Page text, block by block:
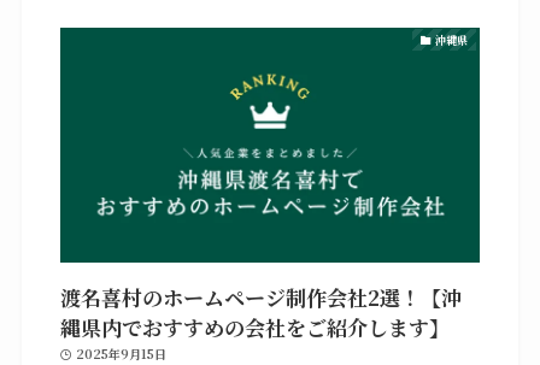
沖縄県
渡名喜村のホームページ制作会社2選！【沖
縄県内でおすすめの会社をご紹介します】
2025年9月15日